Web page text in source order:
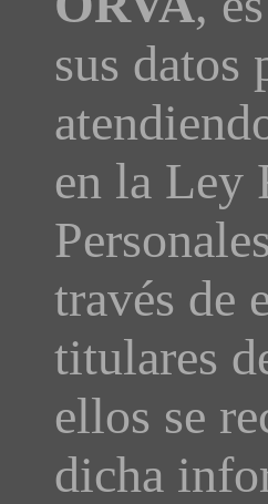
sus datos
en la Ley
través de
titulares
ellos se
dicha